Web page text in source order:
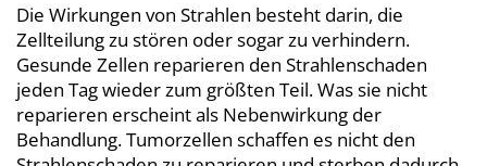
Die Wirkungen von Strahlen besteht darin, die
Zellteilung zu stören oder sogar zu verhindern.
Gesunde Zellen reparieren den Strahlenschaden
jeden Tag wieder zum größten Teil. Was sie nicht
reparieren erscheint als Nebenwirkung der
Behandlung. Tumorzellen schaffen es nicht den